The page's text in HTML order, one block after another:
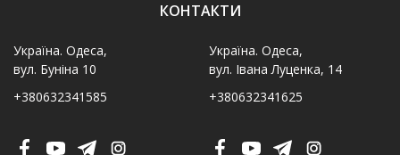
КОНТАКТИ
Україна. Одеса,
вул. Буніна 10
+380632341585
Україна. Одеса,
вул. Івана Луценка, 14
+380632341625